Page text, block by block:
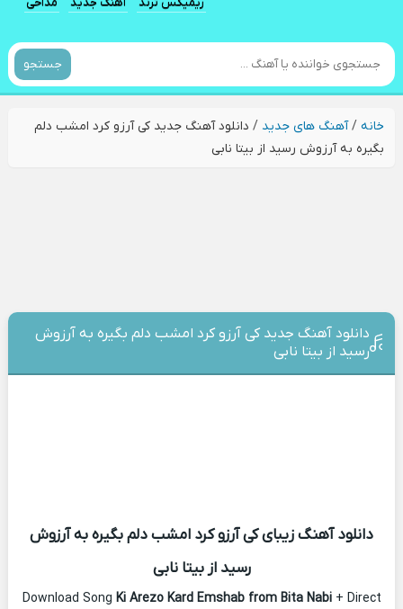
جستجو
خانه/آهنگ های جدید / دانلود آهنگ جدید کی آرزو کرد امشب دلم
بگیره به آرزوش رسید از بیتا نابی
دانلود آهنگ جدید کی آرزو کرد امشب دلم بگیره به آرزوش
رسید از بیتا نابی
دانلود آهنگ زیبای کی آرزو کرد امشب دلم بگیره به آرزوش
رسید از بیتا نابی
Download Song Ki Arezo Kard Emshab from Bita Nabi+ Direct